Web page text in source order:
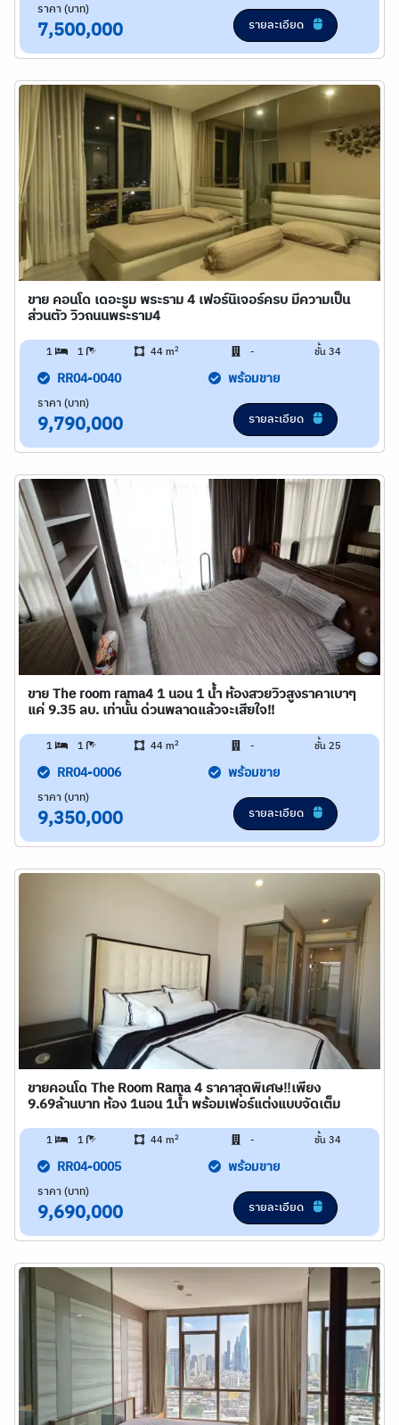
ราคา (บาท)
7,500,000 รายละเอียด
ขาย คอนโด เดอะรูม พระราม 4 เฟอร์นิเจอร์ครบ มีความเป็น
ส่วนตัว วิวถนนพระราม4
1 1 44 m2 - ชั้น 34
RR04-0040 พร้อมขาย
ราคา (บาท)
9,790,000 รายละเอียด
ขาย The room rama4 1 นอน 1 น้ำ ห้องสวยวิวสูงราคาเบาๆ
แค่ 9.35 ลบ. เท่านั้น ด่วนพลาดแล้วจะเสียใจ!!
1 1 44 m2 - ชั้น 25
RR04-0006 พร้อมขาย
ราคา (บาท)
9,350,000 รายละเอียด
ขายคอนโด The Room Rama 4 ราคาสุดพิเศษ‼️เพียง
9.69ล้านบาท ห้อง 1นอน 1น้ำ พร้อมเฟอร์แต่งแบบจัดเต็ม
1 1 44 m2 - ชั้น 34
RR04-0005 พร้อมขาย
ราคา (บาท)
9,690,000 รายละเอียด